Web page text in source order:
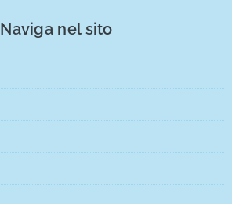
Naviga nel sito